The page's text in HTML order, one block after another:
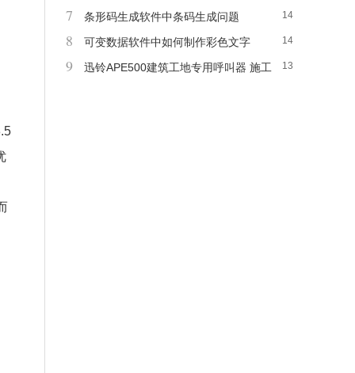
线呼叫器价格
14
7 条形码生成软件中条码生成问题
14
8 可变数据软件中如何制作彩色文字
13
9
迅铃APE500建筑工地专用呼叫器 施工